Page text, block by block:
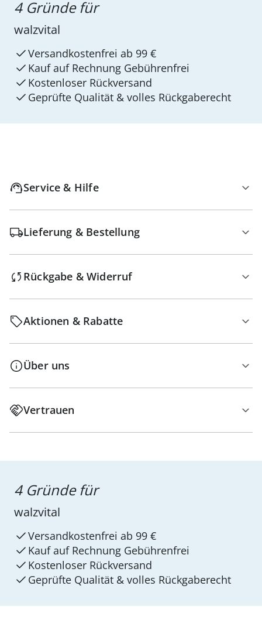
4 Gründe für
walzvital
Versandkostenfrei ab 99 €
Kauf auf Rechnung Gebührenfrei
Kostenloser Rückversand
Geprüfte Qualität & volles Rückgaberecht
Service & Hilfe
Lieferung & Bestellung
Rückgabe & Widerruf
Aktionen & Rabatte
Über uns
Vertrauen
4 Gründe für
walzvital
Versandkostenfrei ab 99 €
Kauf auf Rechnung Gebührenfrei
Kostenloser Rückversand
Geprüfte Qualität & volles Rückgaberecht